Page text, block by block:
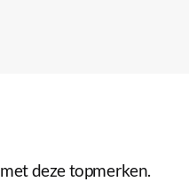
metdezetopmerken.